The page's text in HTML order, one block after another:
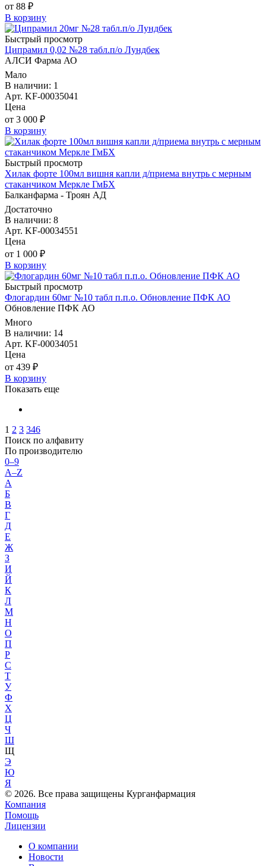
от 88 ₽
В корзину
Быстрый просмотр
Ципрамил 0,02 №28 табл.п/о Лундбек
АЛСИ Фарма АО
Мало
В наличии: 1
Арт. KF-00035041
Цена
от 3 000 ₽
В корзину
Быстрый просмотр
Хилак форте 100мл вишня капли д/приема внутрь с мерным
стаканчиком Меркле ГмБХ
Балканфарма - Троян АД
Достаточно
В наличии: 8
Арт. KF-00034551
Цена
от 1 000 ₽
В корзину
Быстрый просмотр
Флогардин 60мг №10 табл п.п.о. Обновление ПФК АО
Обновление ПФК АО
Много
В наличии: 14
Арт. KF-00034051
Цена
от 439 ₽
В корзину
Показать еще
1 2 3 346
Поиск по алфавиту
По производителю
0–9
A–Z
А
Б
В
Г
Д
Е
Ж
З
И
Й
К
Л
М
Н
О
П
Р
С
Т
У
Ф
Х
Ц
Ч
Ш
Щ
Э
Ю
Я
© 2026. Все права защищены Курганфармация
Компания
Помощь
Лицензии
О компании
Новости